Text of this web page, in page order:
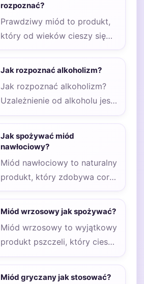
rozpoznać?
Prawdziwy miód to produkt,
który od wieków cieszy się
uznaniem ze względu na
swoje właściwości…
Jak rozpoznać alkoholizm?
Jak rozpoznać alkoholizm?
Uzależnienie od alkoholu jest
poważnym problemem
ludzie…
Jak spożywać miód
nawłociowy?
Miód nawłociowy to naturalny
produkt, który zdobywa coraz
większą popularność ze
względu na swoje liczne…
Miód wrzosowy jak spożywać?
Miód wrzosowy to wyjątkowy
produkt pszczeli, który cieszy
się dużym uznaniem ze
Miód gryczany jak stosować?